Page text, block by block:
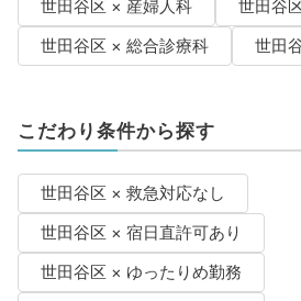
世田谷区 × 産婦人科
世田谷
世田谷区 × 総合診療科
世田
こだわり条件から探す
世田谷区 × 救急対応なし
世田谷区 × 宿日直許可あり
世田谷区 × ゆったりめ勤務